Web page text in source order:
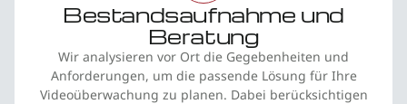
Bestandsaufnahme und
Beratung
Wir analysieren vor Ort die Gegebenheiten und
Anforderungen, um die passende Lösung für Ihre
Videoüberwachung zu planen. Dabei berücksichtigen